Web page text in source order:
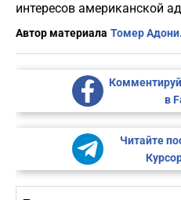
интересов американской
Автор материала Томер Адони.
в
Читайте